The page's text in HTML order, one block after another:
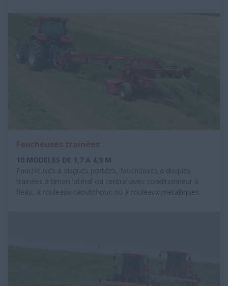
10 MODELES DE 1,7 A 4,9 M
Faucheuses à disques portées, faucheuses à disques
trainées à timon latéral ou central avec conditionneur à
fléau, à rouleaux caoutchouc ou à rouleaux métalliques.